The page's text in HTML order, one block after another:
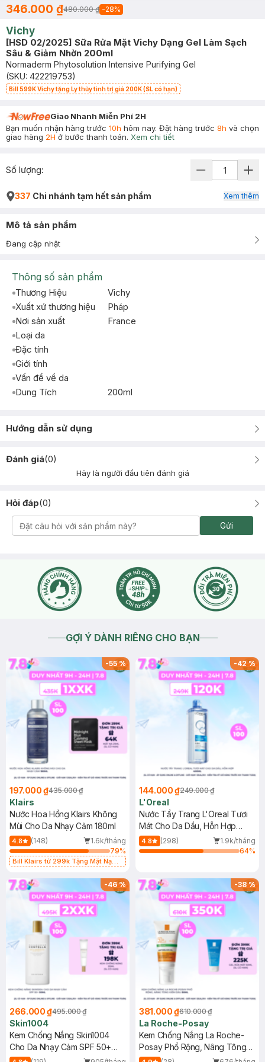
346.000 ₫480.000 ₫ -28%
Vichy
[HSD 02/2025] Sữa Rửa Mặt Vichy Dạng Gel Làm Sạch
Sâu & Giảm Nhờn 200ml
Normaderm Phytosolution Intensive Purifying Gel
(SKU: 422219753)
Bill 599K Vichy tặng Ly thủy tinh trị giá 200K (SL có hạn)
Giao Nhanh Miễn Phí 2H
Bạn muốn nhận hàng trước 10h hôm nay. Đặt hàng trước 8h và chọn
giao hàng 2H ở bước thanh toán. Xem chi tiết
Số lượng:
337 Chi nhánh tạm hết sản phẩm Xem thêm
Mô tả sản phẩm
Đang cập nhật
Thông số sản phẩm
Thương Hiệu
Vichy
Xuất xứ thương hiệu
Pháp
Nơi sản xuất
France
Loại da
Đặc tính
Giới tính
Vấn đề về da
Dung Tích
200ml
Hướng dẫn sử dụng
Đánh giá(0)
Hãy là người đầu tiên đánh giá
Hỏi đáp(0)
Gửi
GỢI Ý DÀNH RIÊNG CHO BẠN
-55%
197.000 ₫435.000 ₫
Klairs
Nước Hoa Hồng Klairs Không
Mùi Cho Da Nhạy Cảm 180ml
4.8 (148)
1.6k/tháng
79%
Bill Klairs từ 299k Tặng Mặt Nạ
25ml (SL Có Hạn)
-42%
144.000 ₫249.000 ₫
L'Oreal
Nước Tẩy Trang L'Oreal Tươi
Mát Cho Da Dầu, Hỗn Hợp
400ml
4.8 (298)
1.9k/tháng
64%
-46%
266.000 ₫495.000 ₫
Skin1004
Kem Chống Nắng Skin1004
Cho Da Nhạy Cảm SPF 50+
50ml
-38%
381.000 ₫610.000 ₫
La Roche-Posay
Kem Chống Nắng La Roche-
Posay Phổ Rộng, Nâng Tông
Kiềm Dầu 50ml